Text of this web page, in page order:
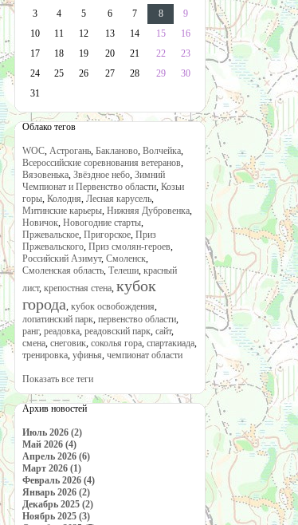
3
4 5 6 7 8
9
10
11 12 13 14 15
16
17
18 19 20 21 22
23
24
25 26 27 28 29
30
31
Облако тегов
WOC, Астрогань, Бакланово, Волчейка,
Всероссийские соревнования ветеранов,
Вязовенька, Звёздное небо, Зимний
Чемпионат и Первенство области, Козьи
горы, Колодня, Лесная карусель,
Митинские карьеры, Нижняя Дубровенка,
Новичок, Новогодние старты,
Пржевальское, Пригорское, Приз
Пржевальского, Приз смолян-героев,
Российский Азимут, Смоленск,
Смоленская область, Телеши, красный
лист, крепостная стена, кубок
города, кубок освобождения,
лопатинский парк, первенство области,
ранг, реадовка, реадовский парк, сайт,
смена, снеговик, соколья гора, спартакиада,
тренировка, уфинья, чемпионат области
Показать все теги
Архив новостей
Июль 2026 (2)
Май 2026 (4)
Апрель 2026 (6)
Март 2026 (1)
Февраль 2026 (4)
Январь 2026 (2)
Декабрь 2025 (2)
Ноябрь 2025 (3)